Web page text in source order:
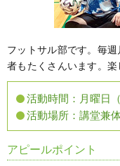
フットサル部です。毎
者もたくさんいます。
活動時間： 月曜日
活動場所： 講堂兼
アピールポイント